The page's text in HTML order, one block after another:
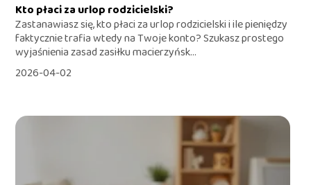
Kto płaci za urlop rodzicielski?
Zastanawiasz się, kto płaci za urlop rodzicielski i ile pieniędzy
faktycznie trafia wtedy na Twoje konto? Szukasz prostego
wyjaśnienia zasad zasiłku macierzyńsk...
2026-04-02